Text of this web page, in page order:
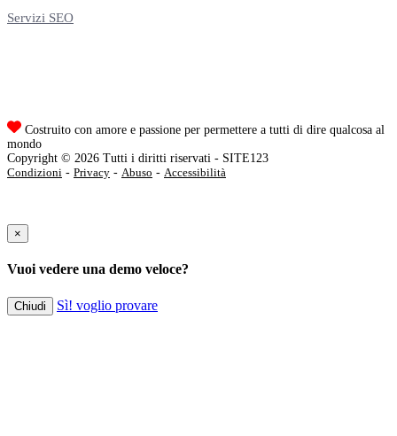
Servizi SEO
Costruito con amore e passione per permettere a tutti di dire qualcosa al
mondo
Copyright © 2026 Tutti i diritti riservati - SITE123
Condizioni - Privacy - Abuso - Accessibilità
×
Vuoi vedere una demo veloce?
Chiudi Sì! voglio provare